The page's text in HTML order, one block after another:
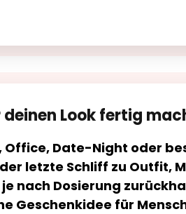
deinen Look fertig
Office, Date-Night oder
letzte Schliff zu Outfit,
je nach Dosierung
Geschenkidee für